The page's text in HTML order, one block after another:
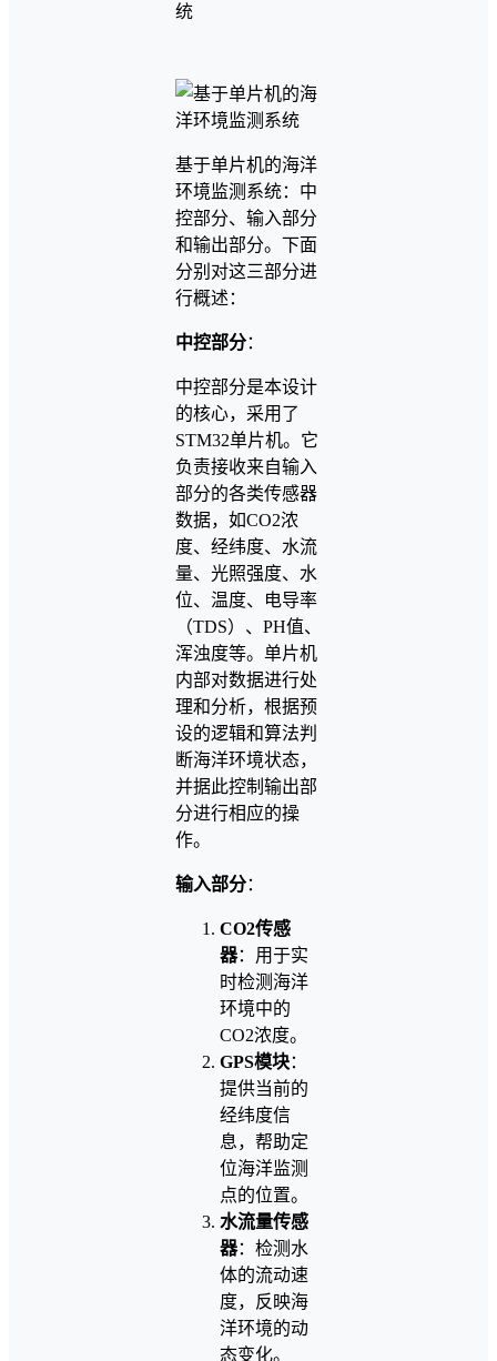
统
基于单片机的海洋
环境监测系统：中
控部分、输入部分
和输出部分。下面
分别对这三部分进
行概述：
中控部分：
中控部分是本设计
的核心，采用了
STM32单片机。它
负责接收来自输入
部分的各类传感器
数据，如CO2浓
度、经纬度、水流
量、光照强度、水
位、温度、电导率
（TDS）、PH值、
浑浊度等。单片机
内部对数据进行处
理和分析，根据预
设的逻辑和算法判
断海洋环境状态，
并据此控制输出部
分进行相应的操
作。
输入部分：
CO2传感
器：用于实
时检测海洋
环境中的
CO2浓度。
GPS模块：
提供当前的
经纬度信
息，帮助定
位海洋监测
点的位置。
水流量传感
器：检测水
体的流动速
度，反映海
洋环境的动
态变化。